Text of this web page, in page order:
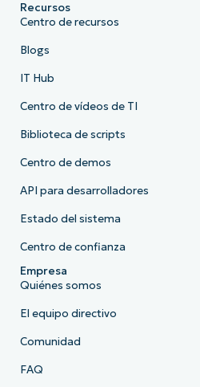
Recursos
Centro de recursos
Blogs
IT Hub
Centro de vídeos de TI
Biblioteca de scripts
Centro de demos
API para desarrolladores
Estado del sistema
Centro de confianza
Empresa
Quiénes somos
El equipo directivo
Comunidad
FAQ